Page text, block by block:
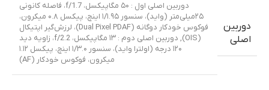
دوربین
اصلی
دوربین اصلی اول : ۵۰ مگاپیکسل، f/1.7، فاصله کانونی
۲۵میلی‌متر (واید)، سنسور ۱/۱.۹۵ اینچ، پیکسل ۰.۸ میکرون،
فوکوس خودکار دوگانه (Dual Pixel PDAF)، لرزش‌گیر اپتیکال
(OIS)
,
دوربین اصلی دوم : ۱۳ مگاپیکسل، f/2.2، زاویه دید
۱۲۰ درجه (اولترا واید)، سنسور ۱/۳.۰ اینچ، پیکسل ۱.۱۲
میکرون، فوکوس خودکار (AF)